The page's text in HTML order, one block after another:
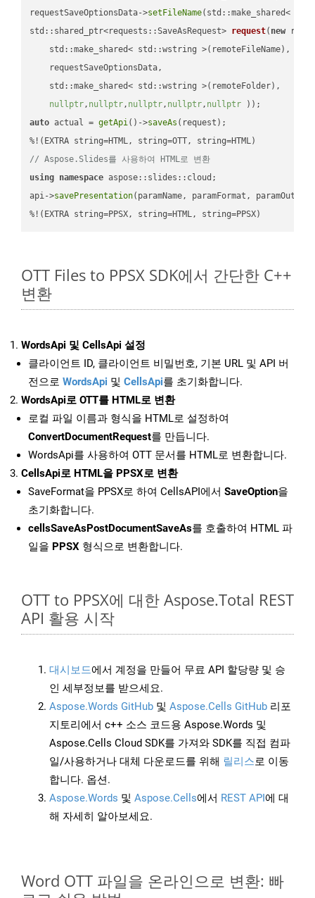
requestSaveOptionsData->setFileName(std::make_shared<
std::shared_ptr<requests::SaveAsRequest> request( new
    std::make_shared< std::wstring >(remoteFileName),
    requestSaveOptionsData,
    std::make_shared< std::wstring >(remoteFolder),
nullptr, nullptr, nullptr, nullptr, nullptr ))
auto actual = getApi()->saveAs (request);
// Aspose.Slides를 사용하여 HTML로 변환
using namespace aspose::slides::cloud;
api->savePresentation(paramName, paramFormat,
%!(EXTRA string=PPSX, string=HTML, string=PPSX)
OTT Files to PPSX SDK에서 간단한 C++
변환
WordsApi 및 CellsApi 설정
클라이언트 ID, 클라이언트 비밀번호, 기본 URL 및 API 버
전으로 WordsApi 및 CellsApi를 초기화합니다.
WordsApi로 OTT를 HTML로 변환
로컬 파일 이름과 형식을 HTML로 설정하여
ConvertDocumentRequest를 만듭니다.
WordsApi를 사용하여 OTT 문서를 HTML로 변환합니다.
CellsApi로 HTML을 PPSX로 변환
SaveFormat을 PPSX로 하여 CellsAPI에서 SaveOption을
초기화합니다.
cellsSaveAsPostDocumentSaveAs를 호출하여 HTML 파
일을 PPSX 형식으로 변환합니다.
OTT to PPSX에 대한 Aspose.Total REST
API 활용 시작
대시보드에서 계정을 만들어 무료 API 할당량 및 승
인 세부정보를 받으세요.
Aspose.Words GitHub 및 Aspose.Cells GitHub 리포
지토리에서 c++ 소스 코드용 Aspose.Words 및
Aspose.Cells Cloud SDK를 가져와 SDK를 직접 컴파
일/사용하거나 대체 다운로드를 위해 릴리스로 이동
합니다. 옵션.
Aspose.Words 및 Aspose.Cells에서 REST API에 대
해 자세히 알아보세요.
Word OTT 파일을 온라인으로 변환: 빠